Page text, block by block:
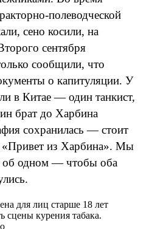
полеводческой
сено косили, на
сентября
сообщили, что
о капитуляции. У
в Китае — один танкист,
брат до Харбина
сохранилась — стоит
«Привет из Харбина». Мы
об одном — чтобы оба
для лиц старше 18 лет
сцены курения табака.